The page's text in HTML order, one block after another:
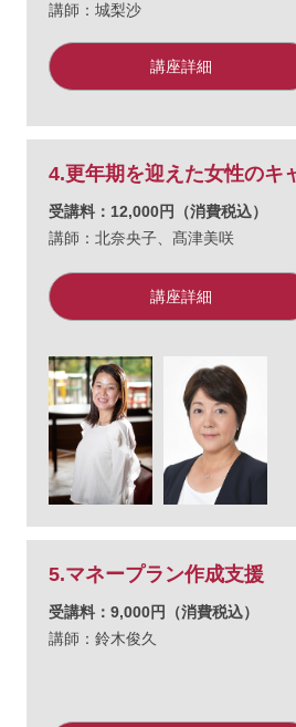
講師：城梨沙
講座詳細
4.更年期を迎えた女性のキ
受講料：12,000円（消費税込）
講師： 北奈央子、 髙津美咲
講座詳細
5.マネープラン作成支援
受講料：9,000円（消費税込）
講師：鈴木俊久